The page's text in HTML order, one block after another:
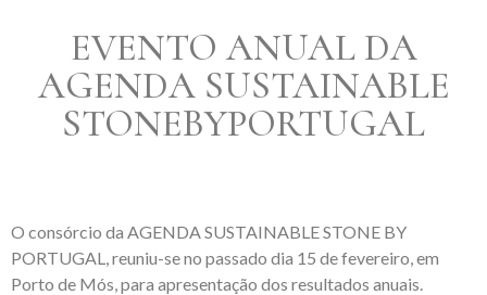
EVENTO ANUAL DA
AGENDA SUSTAINABLE
STONEBYPORTUGAL
O consórcio da AGENDA SUSTAINABLE STONE BY
PORTUGAL, reuniu-se no passado dia 15 de fevereiro, em
Porto de Mós, para apresentação dos resultados anuais.